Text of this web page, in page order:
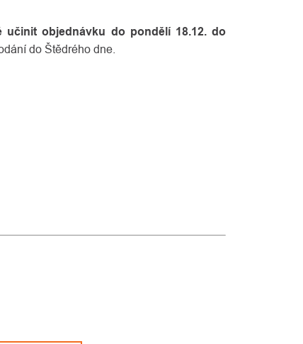
objednávku do pondělí 18.12. do
do Štědrého dne.